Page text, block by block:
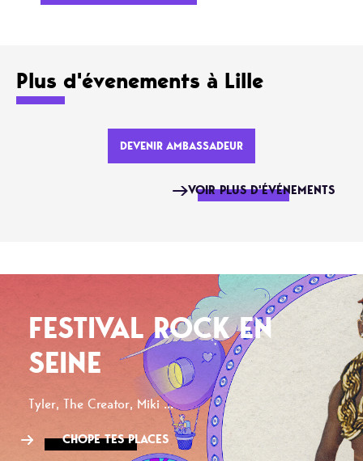
Plus d'évenements à Lille
DEVENIR AMBASSADEUR
VOIR PLUS D'ÉVÉNEMENTS
FESTIVAL ROCK EN
SEINE
Tyler, The Creator, Miki ...
CHOPE TES PLACES